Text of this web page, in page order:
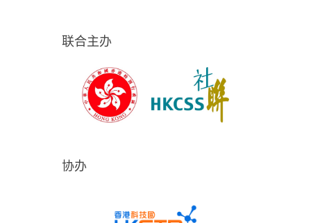
联合主办
协办